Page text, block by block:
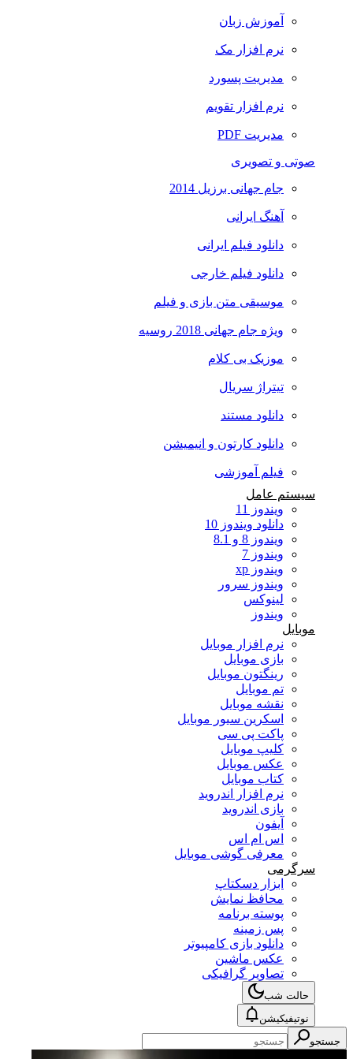
آموزش زبان
نرم افزار مک
مدیریت پسورد
نرم افزار تقویم
مدیریت PDF
صوتی و تصویری
جام جهانی برزیل 2014
آهنگ ایرانی
دانلود فیلم ایرانی
دانلود فیلم خارجی
موسیقی متن بازی و فیلم
ویژه جام جهانی 2018 روسیه
موزیک بی کلام
تیتراژ سریال
دانلود مستند
دانلود کارتون و انیمیشن
فیلم آموزشی
سیستم عامل
ویندوز 11
دانلود ویندوز 10
ویندوز 8 و 8.1
ویندوز 7
ویندوز xp
ویندوز سرور
لینوکس
ویندوز
موبایل
نرم افزار موبایل
بازی موبایل
رینگتون موبایل
تم موبایل
نقشه موبایل
اسکرین سیور موبایل
پاکت پی سی
کلیپ موبایل
عکس موبایل
کتاب موبایل
نرم افزار اندروید
بازی اندروید
آیفون
اس ام اس
معرفی گوشی موبایل
سرگرمی
ابزار دسکتاپ
محافظ نمایش
پوسته برنامه
پس زمینه
دانلود بازی کامپیوتر
عکس ماشین
تصاویر گرافیکی
حالت شب
نوتیفیکیشن
جستجو